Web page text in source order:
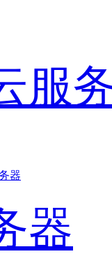
服
器
器